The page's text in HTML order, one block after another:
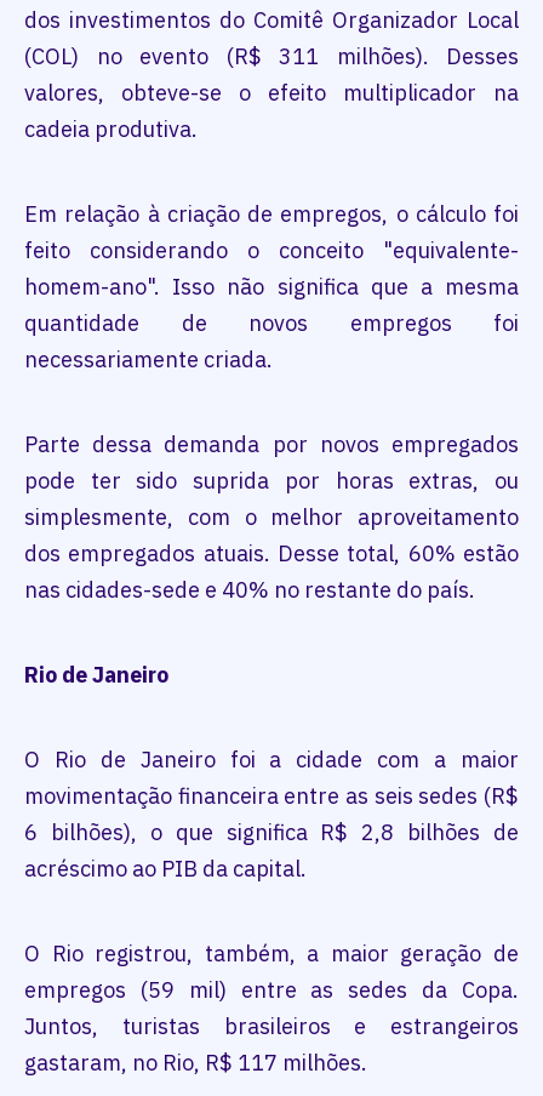
dos investimentos do Comitê Organizador Local
(COL) no evento (R$ 311 milhões). Desses
valores, obteve-se o efeito multiplicador na
cadeia produtiva.
Em relação à criação de empregos, o cálculo foi
feito considerando o conceito "equivalente-
homem-ano". Isso não significa que a mesma
quantidade de novos empregos foi
necessariamente criada.
Parte dessa demanda por novos empregados
pode ter sido suprida por horas extras, ou
simplesmente, com o melhor aproveitamento
dos empregados atuais. Desse total, 60% estão
nas cidades-sede e 40% no restante do país.
Rio de Janeiro
O Rio de Janeiro foi a cidade com a maior
movimentação financeira entre as seis sedes (R$
6 bilhões), o que significa R$ 2,8 bilhões de
acréscimo ao PIB da capital.
O Rio registrou, também, a maior geração de
empregos (59 mil) entre as sedes da Copa.
Juntos, turistas brasileiros e estrangeiros
gastaram, no Rio, R$ 117 milhões.